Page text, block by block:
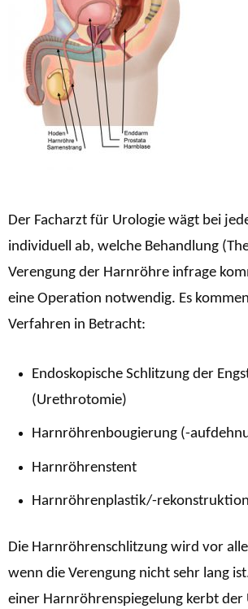
Der Facharzt für Urologie wägt bei
individuell ab, welche Behandlung
Verengung der Harnröhre infrage
eine Operation notwendig. Es
Verfahren in Betracht:
Endoskopische Schlitzung der
(Urethrotomie)
Harnröhrenbougierung (-
Harnröhrenstent
Harnröhrenplastik/-rekonstruktion
Die Harnröhrenschlitzung wird vor
wenn die Verengung nicht sehr lang
einer Harnröhrenspiegelung kerbt der